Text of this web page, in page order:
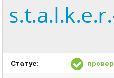
Статус: